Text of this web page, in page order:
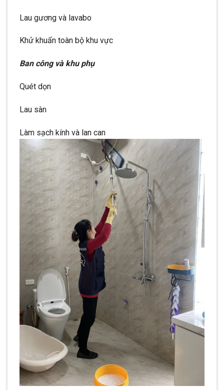
Lau gương và lavabo
Khử khuẩn toàn bộ khu vực
Ban công và khu phụ
Quét dọn
Lau sàn
Làm sạch kính và lan can